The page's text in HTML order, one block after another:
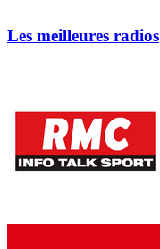
Les meilleures radios